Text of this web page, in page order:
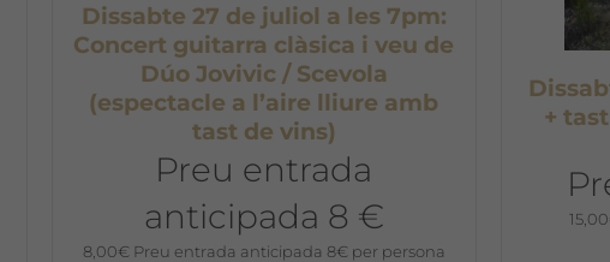
Dissabte 27 de juliol a les 7pm:
Concert guitarra clàsica i veu de
Dúo Jovivic / Scevola
(espectacle a l’aire lliure amb
tast de vins)
Preu entrada
anticipada 8 €
8,00€ Preu entrada anticipada 8€ per persona
+
15,00